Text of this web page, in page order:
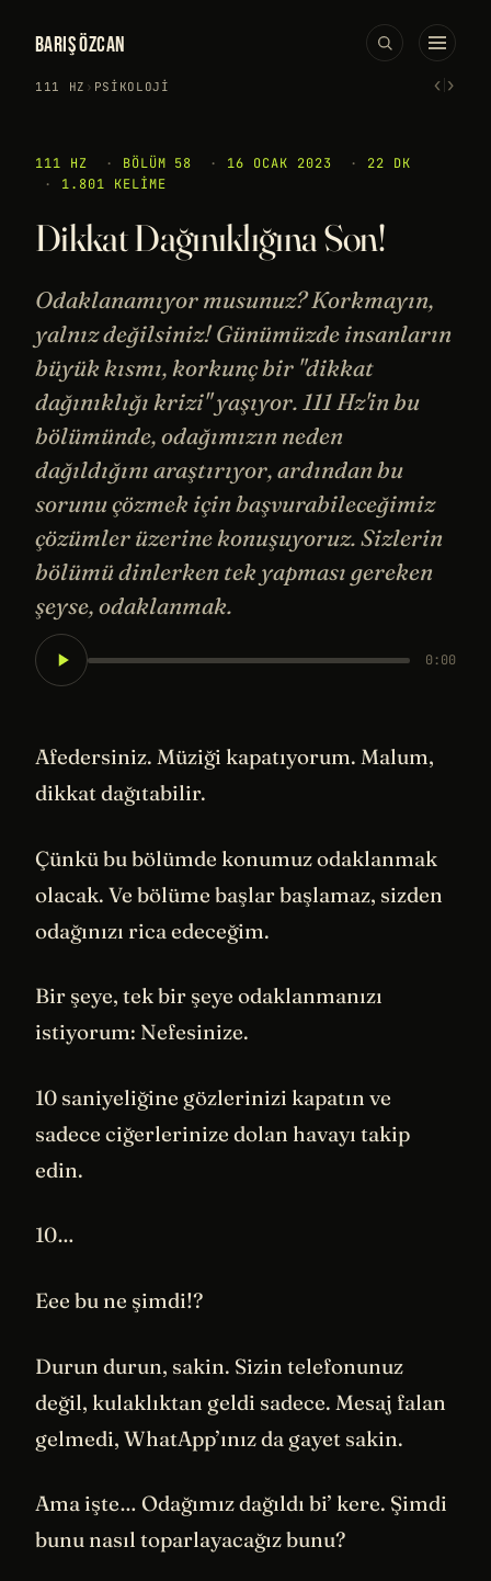
BARIŞ ÖZCAN
111 HZ › PSIKOLOJI ‹›
111 HZ · BÖLÜM 58 · 16 OCAK 2023 ·
22 DK
·
1.801 KELIME
Dikkat Dağınıklığına Son!
Odaklanamıyor musunuz? Korkmayın,
yalnız değilsiniz! Günümüzde insanların
büyük kısmı, korkunç bir "dikkat
dağınıklığı krizi" yaşıyor. 111 Hz'in bu
bölümünde, odağımızın neden
dağıldığını araştırıyor, ardından bu
sorunu çözmek için başvurabileceğimiz
çözümler üzerine konuşuyoruz. Sizlerin
bölümü dinlerken tek yapması gereken
şeyse, odaklanmak.
0:00
Afedersiniz. Müziği kapatıyorum. Malum,
dikkat dağıtabilir.
Çünkü bu bölümde konumuz odaklanmak
olacak. Ve bölüme başlar başlamaz, sizden
odağınızı rica edeceğim.
Bir şeye, tek bir şeye odaklanmanızı
istiyorum: Nefesinize.
10 saniyeliğine gözlerinizi kapatın ve
sadece ciğerlerinize dolan havayı takip
edin.
10…
Eee bu ne şimdi!?
Durun durun, sakin. Sizin telefonunuz
değil, kulaklıktan geldi sadece. Mesaj falan
gelmedi, WhatApp’ınız da gayet sakin.
Ama işte… Odağımız dağıldı bi’ kere. Şimdi
bunu nasıl toparlayacağız bunu?